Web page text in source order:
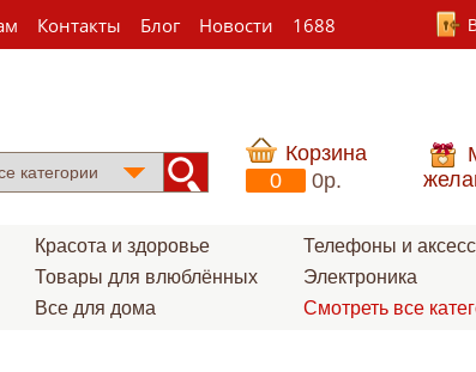
Контакты Блог Новости 1688
Корзина
0
0p.
Красота и здоровье
Товары для влюблённых
Все для дома
Телефоны и
Электроника
Смотреть все